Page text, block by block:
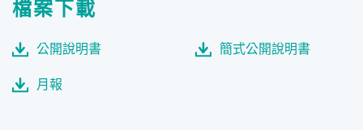
檔案下載
公開說明書 簡式公開說明書
月報